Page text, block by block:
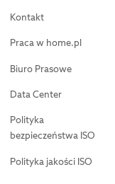
Kontakt
Praca w home.pl
Biuro Prasowe
Data Center
Polityka
bezpieczeństwa ISO
Polityka jakości ISO